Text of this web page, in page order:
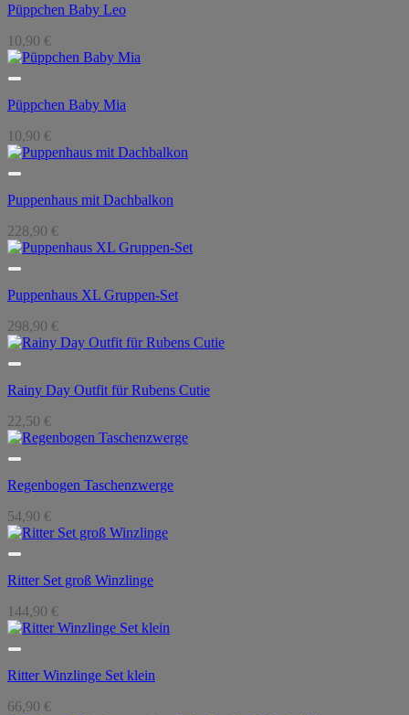
Püppchen Baby Leo
10,90 €
Püppchen Baby Mia
10,90 €
Puppenhaus mit Dachbalkon
228,90 €
Puppenhaus XL Gruppen-Set
298,90 €
Rainy Day Outfit für Rubens Cutie
22,50 €
Regenbogen Taschenzwerge
54,90 €
Ritter Set groß Winzlinge
144,90 €
Ritter Winzlinge Set klein
66,90 €